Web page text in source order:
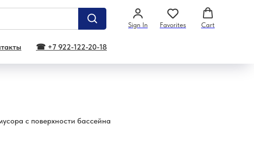
Sign In Favorites Cart
☎ +7 922-122-20-18
с поверхности бассейна